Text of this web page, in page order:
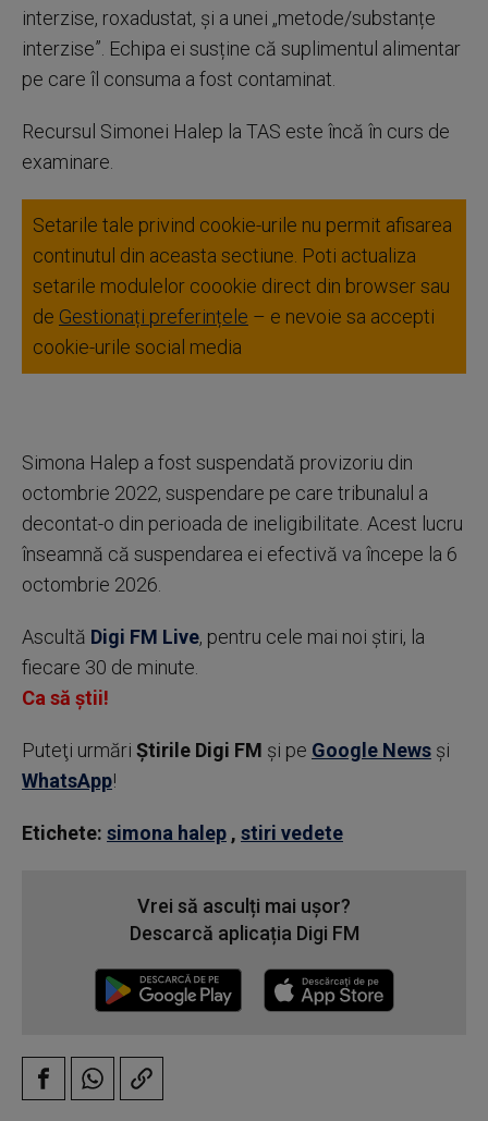
interzise, roxadustat, și a unei „metode/substanțe
interzise”. Echipa ei susține că suplimentul alimentar
pe care îl consuma a fost contaminat.
Recursul Simonei Halep la TAS este încă în curs de
examinare.
Setarile tale privind cookie-urile nu permit afisarea
continutul din aceasta sectiune. Poti actualiza
setarile modulelor coookie direct din browser sau
de Gestionați preferințele – e nevoie sa accepti
cookie-urile social media
Simona Halep a fost suspendată provizoriu din
octombrie 2022, suspendare pe care tribunalul a
decontat-o din perioada de ineligibilitate. Acest lucru
înseamnă că suspendarea ei efectivă va începe la 6
octombrie 2026.
Ascultă Digi FM Live, pentru cele mai noi știri, la
fiecare 30 de minute.
Ca să știi!
Puteţi urmări Știrile Digi FM şi pe Google News şi
WhatsApp!
Etichete: simona halep , stiri vedete
Vrei să asculți mai ușor?
Descarcă aplicația Digi FM